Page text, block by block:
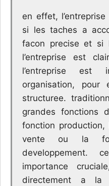
en effet,
si les taches a
facon precise et si
l’entreprise est
l’entreprise est
organisation,
structuree.
grandes fonctions
fonction
vente ou la
developpement.
importance
directement a la